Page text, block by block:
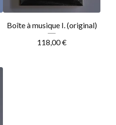
Boîte à musique I. (original)
118,00€